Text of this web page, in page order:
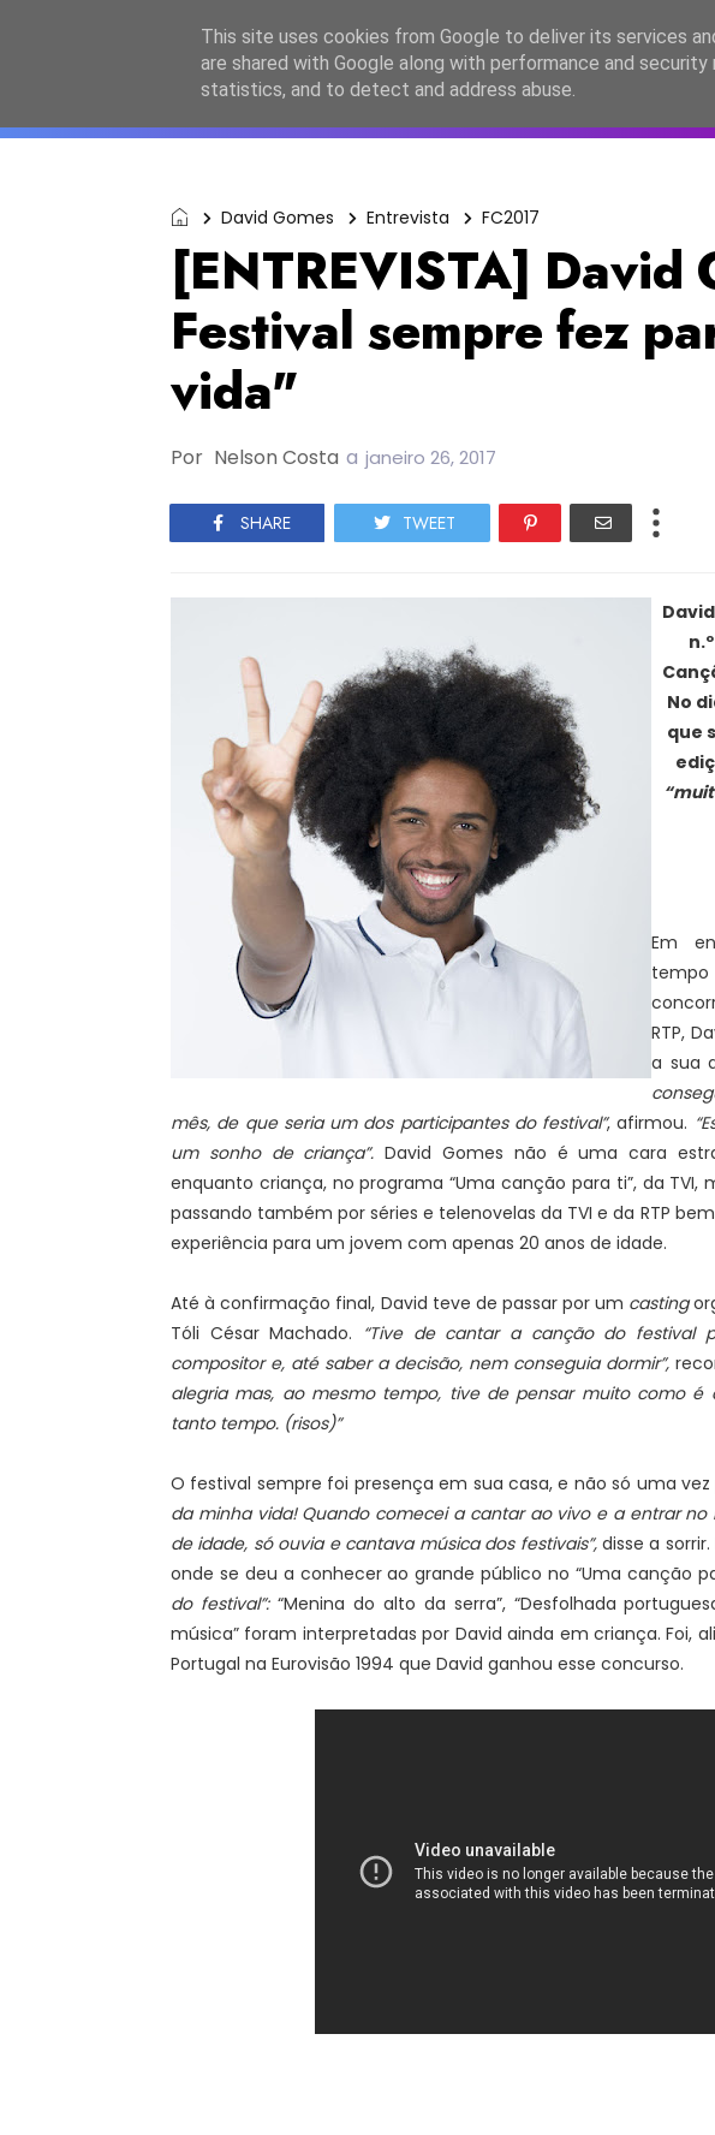
ESC2027 JESC2026 FC2026 EASC2026
David Gomes Entrevista FC2017
[ENTREVISTA] David
Festival sempre fez
vida"
Por Nelson Costa a janeiro 26, 2017
SHARE TWEET
No
que
Em
RTP,
a sua
mês, de que seria um dos participantes do festival”, afirmou.
um sonho de criança”. David Gomes não é uma cara
enquanto criança, no programa “Uma canção para ti”, da TVI,
passando também por séries e telenovelas da TVI e da RTP
experiência para um jovem com apenas 20 anos de idade.
Até à confirmação final, David teve de passar por um casting
Tóli César Machado. “Tive de cantar a canção do festival
compositor e, até saber a decisão, nem conseguia dormir”,
alegria mas, ao mesmo tempo, tive de pensar muito como é
tanto tempo. (risos)”
O festival sempre foi presença em sua casa, e não só uma vez
da minha vida! Quando comecei a cantar ao vivo e a entrar no
de idade, só ouvia e cantava música dos festivais”,disse a
onde se deu a conhecer ao grande público no “Uma canção
do festival”: “Menina do alto da serra”, “Desfolhada
música” foram interpretadas por David ainda em criança. Foi,
Portugal na Eurovisão 1994 que David ganhou esse concurso.
This site uses cookies from Google to deliver its services
are shared with Google along with performance and
statistics, and to detect and address abuse.